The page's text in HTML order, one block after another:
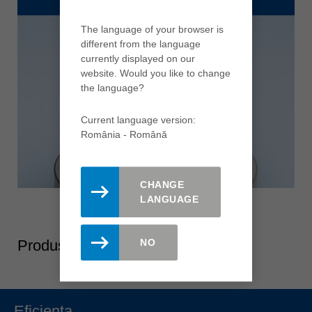
Produse -Repere
The language of your browser is
different from the language
currently displayed on our
website. Would you like to change
the language?
Current language version:
România - Română
CHANGE
LANGUAGE
NO